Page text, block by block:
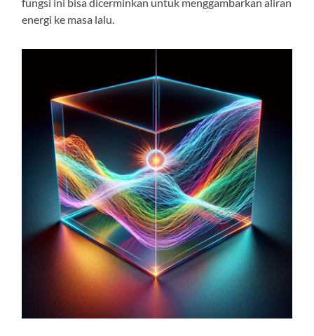
energi ke masa lalu.